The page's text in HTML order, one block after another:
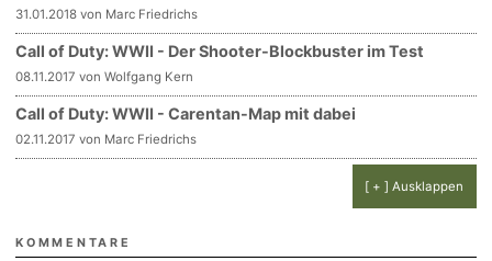
31.01.2018 von Marc Friedrichs
Call of Duty: WWII - Der Shooter-Blockbuster im Test
08.11.2017 von Wolfgang Kern
Call of Duty: WWII - Carentan-Map mit dabei
02.11.2017 von Marc Friedrichs
[ + ] Ausklappen
KOMMENTARE